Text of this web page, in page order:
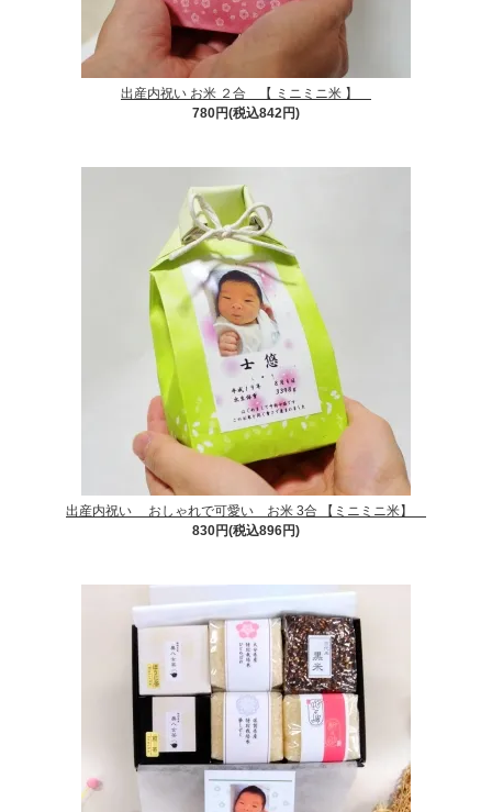
出産内祝い お米 ２合 【 ミニミニ米 】
780円(税込842円)
出産内祝い おしゃれで可愛い お米 3合 【ミニミニ米】
830円(税込896円)